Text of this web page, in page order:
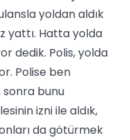
yoldan aldık
yattı. Hatta yolda
dedik. Polis, yolda
Polise ben
bunu
izni ile aldık,
da götürmek